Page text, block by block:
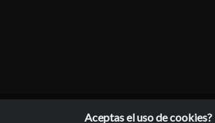
© 2017 - 2026. Tenu3.
Aceptas el uso de cookies?